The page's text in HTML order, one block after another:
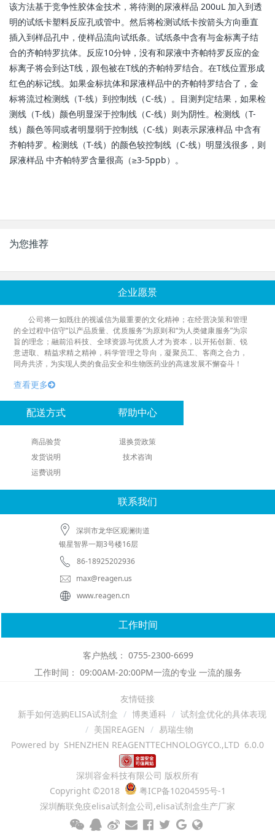
该方法基于竞争性胶体金技术，将待测的尿液样品 200uL 加入到透
明的试纸卡塑料反应孔或管中。然后将检测试纸卡按箭头方向垂直
插入到样品孔中，使样品流向试纸条。试纸条中含有与金标离子结
合的齐帕特罗抗体。反应10分钟，没有和尿液中齐帕特罗反应的金
标离子将会到达T线，跟包被在T线的齐帕特罗结合。在T线位置形成
红色的标记线。如果金标抗体和尿液样品中的齐帕特罗结合了，金
标将流过检测线（T-线）到控制线（C-线）。目测判定结果，如果检
测线（T-线）颜色明显深于控制线（C-线）则为阴性。检测线（T-
线）颜色等同或者明显弱于控制线（C-线）则表示尿液样品 中含有
齐帕特罗。检测线（T-线）的颜色较控制线（C-线）明显浅很多，则
尿液样品 中齐帕特罗含量很高（≥3-5ppb）。
为您推荐
企业愿景
公司将一如既往的视诚信为最重要的文化精神；在经营决策和管理
的全过程中信守“以产品质量、优质服务”为原则和“为人类健康服务”为宗
旨的理念；融前沿科技、全球资源与优质人才为资本，以开拓创新、锐
意进取、精益求精之精神，科学管理之导向，凝聚员工、客商之合力，
同舟共济，为实现人类的食品安全和生物医药业的高速发展不懈奋斗！
查看更多
配送方式
商品验货
发货说明
运费说明
帮助中心
退换货政策
技术咨询
联系我们
深圳市龙华区观澜街道
银星智界一期3号楼16层
86-18925202936
max@reagen.us
www.reagen.cn
工作时间
客户热线： 0755-2300-6699
工作时间： 09:00AM-20:00PM一流的专业 一流的服务
友情链接
新手如何选购ELISA试剂盒
博奥通科
试剂盒优化的具体表现
美国REAGEN
易瑞生物
Powered by SHENZHEN REAGENTTECHNOLOGYCO.,LTD 6.0.0
深圳容金科技有限公司 版权所有
Copyright ©2018
粤ICP备10204595号-1
深圳酶联免疫elisa试剂盒公司,elisa试剂盒生产厂家